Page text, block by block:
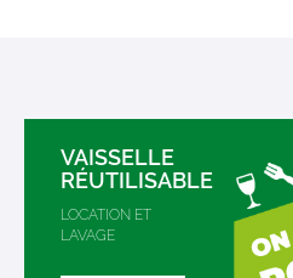
VAISSELLE
RÉUTILISABLE
LOCATION ET
LAVAGE